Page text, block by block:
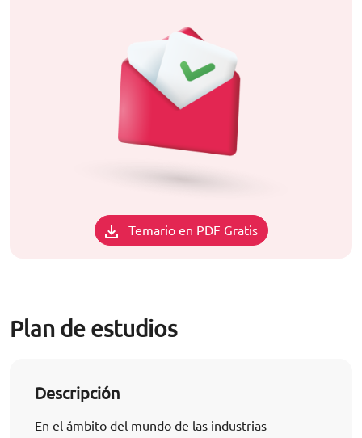
Temario en PDF Gratis
Plan de estudios
Descripción
En el ámbito del mundo de las industrias